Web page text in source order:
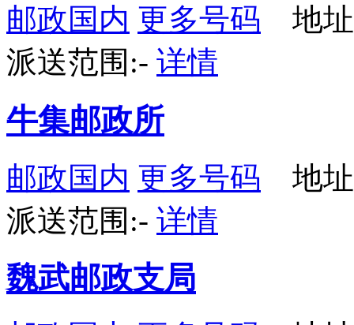
邮政国内 更多号码 地址
派送范围:- 详情
牛集邮政所
邮政国内 更多号码 地址
派送范围:- 详情
魏武邮政支局